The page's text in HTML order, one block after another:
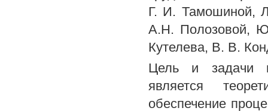
Г. И. Тамошиной,
А.Н. Полозовой,
Кутелева, В. В.
Цель и задачи
является
обеспечение